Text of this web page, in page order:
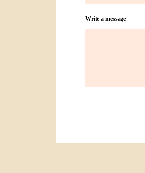
Write a message